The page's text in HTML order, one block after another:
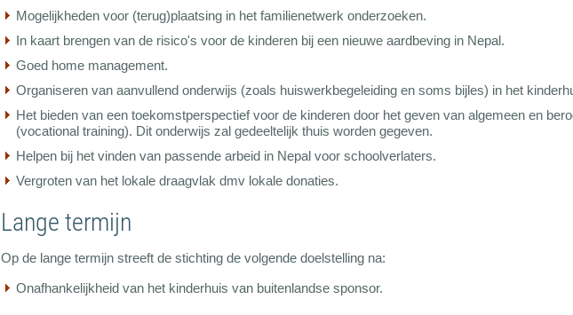
Mogelijkheden voor (terug)plaatsing in het familienetwerk onderzoeken.
In kaart brengen van de risico's voor de kinderen bij een nieuwe aardbeving in Nepal.
Goed home management.
Organiseren van aanvullend onderwijs (zoals huiswerkbegeleiding en soms bijles) in het
Het bieden van een toekomstperspectief voor de kinderen door het geven van algemeen en
(vocational training). Dit onderwijs zal gedeeltelijk thuis worden gegeven.
Helpen bij het vinden van passende arbeid in Nepal voor schoolverlaters.
Vergroten van het lokale draagvlak dmv lokale donaties.
Lange termijn
Op de lange termijn streeft de stichting de volgende doelstelling na:
Onafhankelijkheid van het kinderhuis van buitenlandse sponsor.